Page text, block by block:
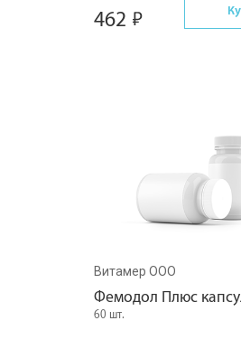
462
Витамер ООО
Фемодол Плюс
60 шт.